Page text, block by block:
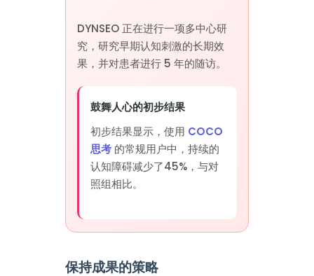
DYNSEO 正在进行一项多中心研
究，研究早期认知刺激的长期效
果，并对患者进行 5 年的随访。
鼓舞人心的初步结果
初步结果显示，使用 COCO
思考的常规用户中，持续的
认知障碍减少了45%，与对
照组相比。
保持成果的策略